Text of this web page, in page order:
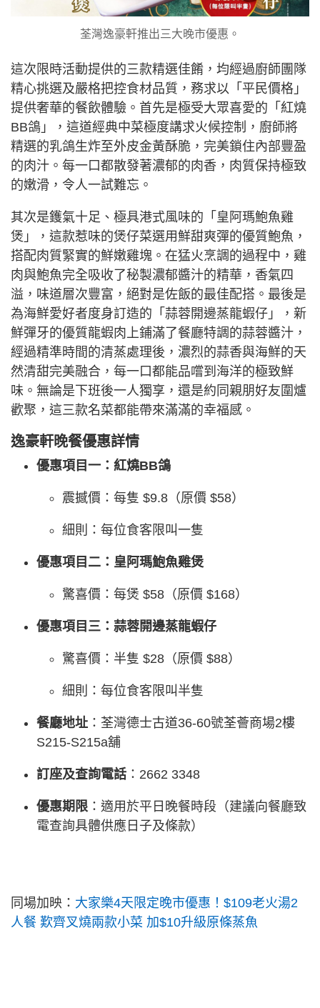
荃灣逸豪軒推出三大晚市優惠。
這次限時活動提供的三款精選佳餚，均經過廚師團隊
精心挑選及嚴格把控食材品質，務求以「平民價格」
提供奢華的餐飲體驗。首先是極受大眾喜愛的「紅燒
BB鴿」，這道經典中菜極度講求火候控制，廚師將
精選的乳鴿生炸至外皮金黃酥脆，完美鎖住內部豐盈
的肉汁。每一口都散發著濃郁的肉香，肉質保持極致
的嫩滑，令人一試難忘。
其次是鑊氣十足、極具港式風味的「皇阿瑪鮑魚雞
煲」，這款惹味的煲仔菜選用鮮甜爽彈的優質鮑魚，
搭配肉質緊實的鮮嫩雞塊。在猛火烹調的過程中，雞
肉與鮑魚完全吸收了秘製濃郁醬汁的精華，香氣四
溢，味道層次豐富，絕對是佐飯的最佳配搭。最後是
為海鮮愛好者度身訂造的「蒜蓉開邊蒸龍蝦仔」，新
鮮彈牙的優質龍蝦肉上鋪滿了餐廳特調的蒜蓉醬汁，
經過精準時間的清蒸處理後，濃烈的蒜香與海鮮的天
然清甜完美融合，每一口都能品嚐到海洋的極致鮮
味。無論是下班後一人獨享，還是約同親朋好友圍爐
歡聚，這三款名菜都能帶來滿滿的幸福感。
逸豪軒晚餐優惠詳情
優惠項目一：紅燒BB鴿
震撼價：每隻 $9.8（原價 $58）
細則：每位食客限叫一隻
優惠項目二：皇阿瑪鮑魚雞煲
驚喜價：每煲 $58（原價 $168）
優惠項目三：蒜蓉開邊蒸龍蝦仔
驚喜價：半隻 $28（原價 $88）
細則：每位食客限叫半隻
餐廳地址 ：荃灣德士古道36-60號荃薈商場2樓
S215-S215a舖
訂座及查詢電話 ：2662 3348
優惠期限 ：適用於平日晚餐時段（建議向餐廳致
電查詢具體供應日子及條款）
同場加映： 大家樂4天限定晚市優惠！$109老火湯2
人餐 歎齊叉燒兩款小菜 加$10升級原條蒸魚